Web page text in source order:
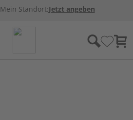
Mein Standort:Jetzt angeben